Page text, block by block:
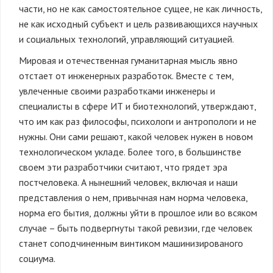
части, но не как самостоятельное сущее, не как личность,
не как исходный субъект и цель развивающихся научных
и социальных технологий, управляющий ситуацией.
Мировая и отечественная гуманитарная мысль явно
отстает от инженерных разработок. Вместе с тем,
увлеченные своими разработками инженеры и
специалисты в сфере ИТ и биотехнологий, утверждают,
что им как раз философы, психологи и антропологи и не
нужны. Они сами решают, какой человек нужен в новом
технологическом укладе. Более того, в большинстве
своем эти разработчики считают, что грядет эра
постчеловека. А нынешний человек, включая и наши
представления о нем, привычная нам норма человека,
норма его бытия, должны уйти в прошлое или во всяком
случае – быть подвергнуты такой ревизии, где человек
станет соподчиненным винтиком машинизированого
социума.